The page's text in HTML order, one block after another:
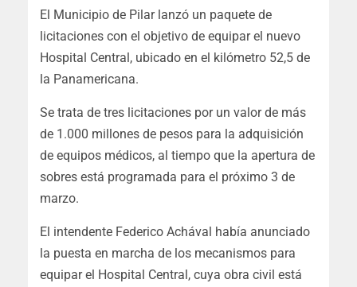
El Municipio de Pilar lanzó un paquete de
licitaciones con el objetivo de equipar el nuevo
Hospital Central, ubicado en el kilómetro 52,5 de
la Panamericana.
Se trata de tres licitaciones por un valor de más
de 1.000 millones de pesos para la adquisición
de equipos médicos, al tiempo que la apertura de
sobres está programada para el próximo 3 de
marzo.
El intendente Federico Achával había anunciado
la puesta en marcha de los mecanismos para
equipar el Hospital Central, cuya obra civil está